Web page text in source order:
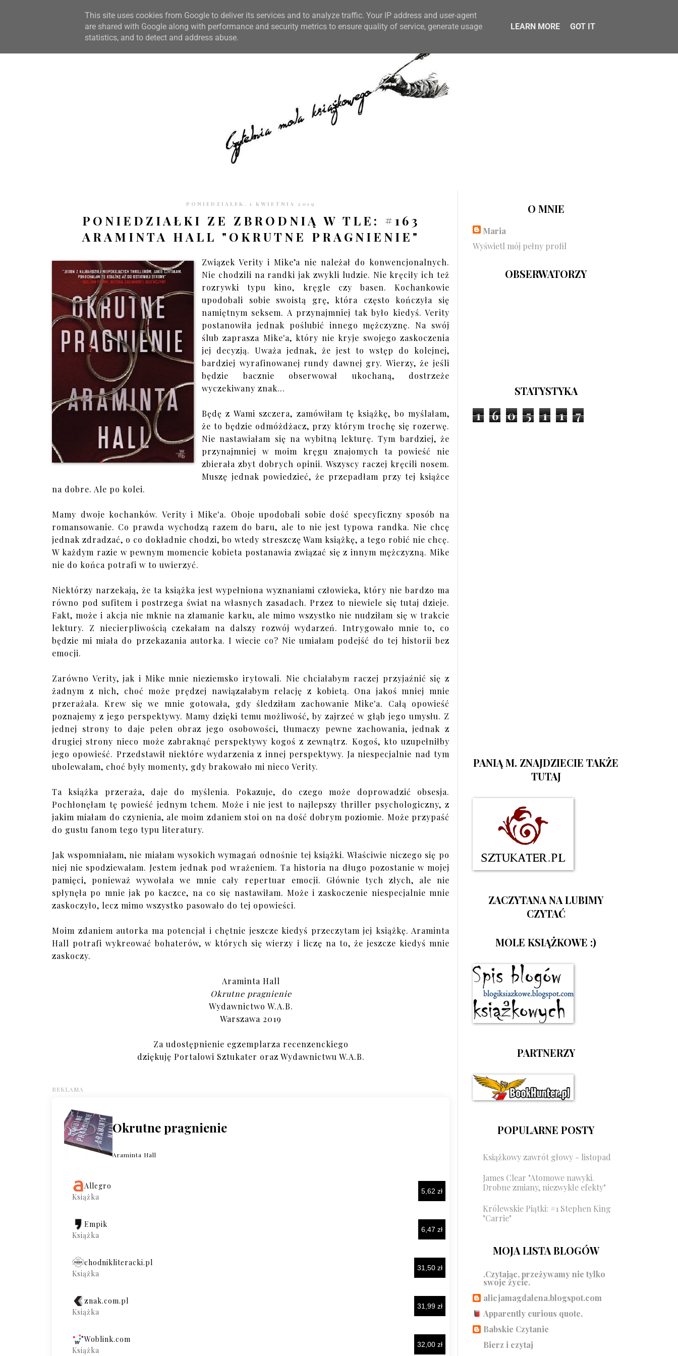
STRONA GŁÓWNA WSPÓŁPRACA RECENZJE O STRONIE KONTAKT CZYTELNIA PO GODZINACH
PONIEDZIAŁEK, 1 KWIETNIA 2019
PONIEDZIAŁKI ZE ZBRODNIĄ W TLE: #163
ARAMINTA HALL "OKRUTNE PRAGNIENIE"
Związek Verity i Mike’a nie należał do konwencjonalnych.
Nie chodzili na randki jak zwykli ludzie. Nie kręciły ich też
rozrywki typu kino, kręgle czy basen. Kochankowie
upodobali sobie swoistą grę, która często kończyła się
namiętnym seksem. A przynajmniej tak było kiedyś. Verity
postanowiła jednak poślubić innego mężczyznę. Na swój
ślub zaprasza Mike'a, który nie kryje swojego zaskoczenia
jej decyzją. Uważa jednak, że jest to wstęp do kolejnej,
bardziej wyrafinowanej rundy dawnej gry. Wierzy, że jeśli
będzie bacznie obserwował ukochaną, dostrzeże
wyczekiwany znak...
Będę z Wami szczera, zamówiłam tę książkę, bo myślałam,
że to będzie odmóżdżacz, przy którym trochę się rozerwę.
Nie nastawiałam się na wybitną lekturę. Tym bardziej, że
przynajmniej w moim kręgu znajomych ta powieść nie
zbierała zbyt dobrych opinii. Wszyscy raczej kręcili nosem.
Muszę jednak powiedzieć, że przepadłam przy tej książce
na dobre. Ale po kolei.
Mamy dwoje kochanków. Verity i Mike'a. Oboje upodobali sobie dość specyficzny sposób na
romansowanie. Co prawda wychodzą razem do baru, ale to nie jest typowa randka. Nie chcę
jednak zdradzać, o co dokładnie chodzi, bo wtedy streszczę Wam książkę, a tego robić nie chcę.
W każdym razie w pewnym momencie kobieta postanawia związać się z innym mężczyzną. Mike
nie do końca potrafi w to uwierzyć.
Niektórzy narzekają, że ta książka jest wypełniona wyznaniami człowieka, który nie bardzo ma
równo pod sufitem i postrzega świat na własnych zasadach. Przez to niewiele się tutaj dzieje.
Fakt, może i akcja nie mknie na złamanie karku, ale mimo wszystko nie nudziłam się w trakcie
lektury. Z niecierpliwością czekałam na dalszy rozwój wydarzeń. Intrygowało mnie to, co
będzie mi miała do przekazania autorka. I wiecie co? Nie umiałam podejść do tej historii bez
emocji.
Zarówno Verity, jak i Mike mnie nieziemsko irytowali. Nie chciałabym raczej przyjaźnić się z
żadnym z nich, choć może prędzej nawiązałabym relację z kobietą. Ona jakoś mniej mnie
przerażała. Krew się we mnie gotowała, gdy śledziłam zachowanie Mike'a. Całą opowieść
poznajemy z jego perspektywy. Mamy dzięki temu możliwość, by zajrzeć w głąb jego umysłu. Z
jednej strony to daje pełen obraz jego osobowości, tłumaczy pewne zachowania, jednak z
drugiej strony nieco może zabraknąć perspektywy kogoś z zewnątrz. Kogoś, kto uzupełniłby
jego opowieść. Przedstawił niektóre wydarzenia z innej perspektywy. Ja niespecjalnie nad tym
ubolewałam, choć były momenty, gdy brakowało mi nieco Verity.
Ta książka przeraża, daje do myślenia. Pokazuje, do czego może doprowadzić obsesja.
Pochłonęłam tę powieść jednym tchem. Może i nie jest to najlepszy thriller psychologiczny, z
jakim miałam do czynienia, ale moim zdaniem stoi on na dość dobrym poziomie. Może przypaść
do gustu fanom tego typu literatury.
Jak wspomniałam, nie miałam wysokich wymagań odnośnie tej książki. Właściwie niczego się po
niej nie spodziewałam. Jestem jednak pod wrażeniem. Ta historia na długo pozostanie w mojej
pamięci, ponieważ wywołała we mnie cały repertuar emocji. Głównie tych złych, ale nie
spłynęła po mnie jak po kaczce, na co się nastawiłam. Może i zaskoczenie niespecjalnie mnie
zaskoczyło, lecz mimo wszystko pasowało do tej opowieści.
Moim zdaniem autorka ma potencjał i chętnie jeszcze kiedyś przeczytam jej książkę. Araminta
Hall potrafi wykreować bohaterów, w których się wierzy i liczę na to, że jeszcze kiedyś mnie
zaskoczy.
Araminta Hall
Okrutne pragnienie
Wydawnictwo W.A.B.
Warszawa 2019
Za udostępnienie egzemplarza recenzenckiego
dziękuję Portalowi Sztukater oraz Wydawnictwu W.A.B.
O MNIE
Maria
Wyświetl mój pełny profil
OBSERWATORZY
STATYSTYKA
1 6 0 5 1 1 7
PANIĄ M. ZNAJDZIECIE TAKŻE
TUTAJ
ZACZYTANA NA LUBIMY
CZYTAĆ
MOLE KSIĄŻKOWE :)
PARTNERZY
POPULARNE POSTY
Książkowy zawrót głowy - listopad
James Clear "Atomowe nawyki.
Drobne zmiany, niezwykłe efekty"
Królewskie Piątki: #1 Stephen King
"Carrie"
MOJA LISTA BLOGÓW
.Czytając, przeżywamy nie tylko
swoje życie.
alicjamagdalena.blogspot.com
Apparently curious quote.
Babskie Czytanie
Bierz i czytaj
This site uses cookies from Google to deliver its services and to analyze traffic. Your IP address and user-agent
are shared with Google along with performance and security metrics to ensure quality of service, generate usage
statistics, and to detect and address abuse.
LEARN MORE GOT IT